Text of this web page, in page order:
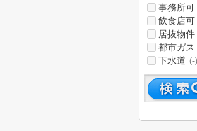
事務所可
飲食店可
居抜物件
都市ガス
下水道 (-)